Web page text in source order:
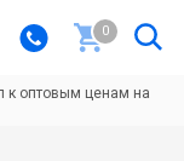
0
к оптовым ценам на